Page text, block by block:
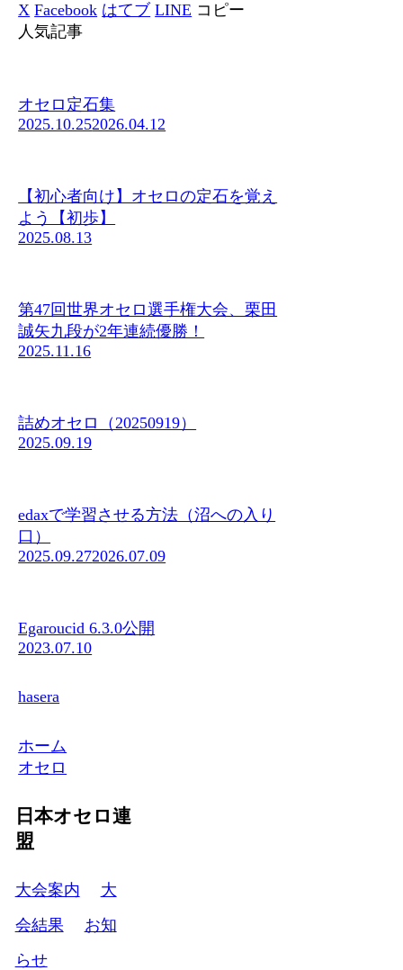
X Facebook はてブ LINE コピー
人気記事
オセロ定石集
2025.10.252026.04.12
【初心者向け】オセロの定石を覚え
よう【初歩】
2025.08.13
第47回世界オセロ選手権大会、栗田
誠矢九段が2年連続優勝！
2025.11.16
詰めオセロ（20250919）
2025.09.19
edaxで学習させる方法（沼への入り
口）
2025.09.272026.07.09
Egaroucid 6.3.0公開
2023.07.10
hasera
ホーム
オセロ
日本オセロ連
盟
大会案内
大
会結果
お知
らせ